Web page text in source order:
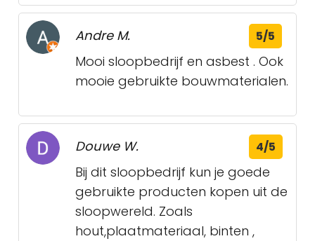
Andre M. 5/5
Mooi sloopbedrijf en asbest . Ook
mooie gebruikte bouwmaterialen.
Douwe W. 4/5
Bij dit sloopbedrijf kun je goede
gebruikte producten kopen uit de
sloopwereld. Zoals
hout,plaatmateriaal, binten ,